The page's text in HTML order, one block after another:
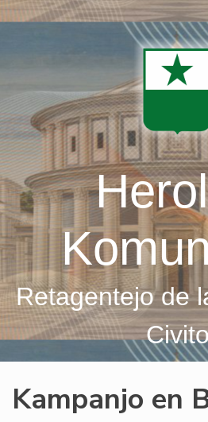
Skip
Retagentejo de
Kampanjo en